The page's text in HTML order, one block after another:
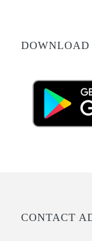
DOWNLOAD
CONTACT